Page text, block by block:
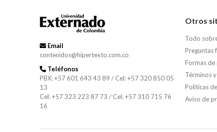
Email
contenidos@hipertexto.com.co
Teléfonos
PBX: +57 601 643 43 89 / Cel: +57 320 850 05
13
Cel: +57 323 223 87 73 / Cel: +57 310 715 76
16
Otros
Todo
Preguntas
Formas de
Términos
Políticas
Aviso de